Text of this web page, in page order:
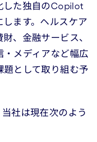
した独自のCopilot
ます。ヘルスケア
、金融サービス、
・メディアなど幅広
題として取り組む予
社は現在次のよう